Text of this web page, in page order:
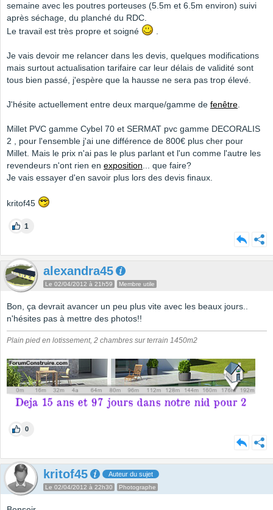
semaine avec les poutres porteuses (5.5m et 6.5m environ) suivi
après séchage, du planché du RDC.
Le travail est très propre et soigné
.
Je vais devoir me relancer dans les devis, quelques modifications
mais surtout actualisation tarifaire car leur délais de validité sont
tous bien passé, j'espère que la hausse ne sera pas trop élevé.
J'hésite actuellement entre deux marque/gamme de fenêtre.
Millet PVC gamme Cybel 70 et SERMAT pvc gamme DECORALIS
2 , pour l'ensemble j'ai une différence de 800€ plus cher pour
Millet. Mais le prix n'ai pas le plus parlant et l'un comme l'autre les
revendeurs n'ont rien en exposition... que faire?
Je vais essayer d'en savoir plus lors des devis finaux.
kritof45
1
alexandra45
Le 02/04/2012 à 21h59 Membre utile
Bon, ça devrait avancer un peu plus vite avec les beaux jours..
n'hésites pas à mettre des photos!!
Plain pied en lotissement, 2 chambres sur terrain 1450m2
0
kritof45 Auteur du sujet
Le 02/04/2012 à 22h30 Photographe